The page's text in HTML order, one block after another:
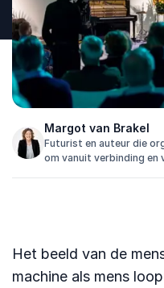
Margot van Brakel
Futurist en auteur die
om vanuit verbinding en
Het beeld van de
machine als mens